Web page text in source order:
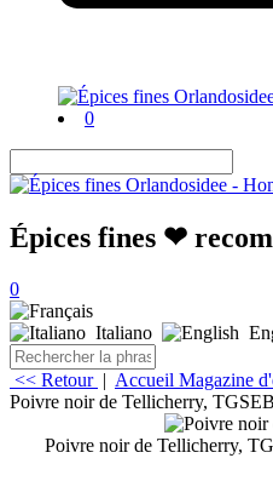
0
Épices fines ❤
0
Italiano
<< Retour | Accueil Magazine
Poivre noir de Tellicherry,
Poivre noir de Tellicherry,